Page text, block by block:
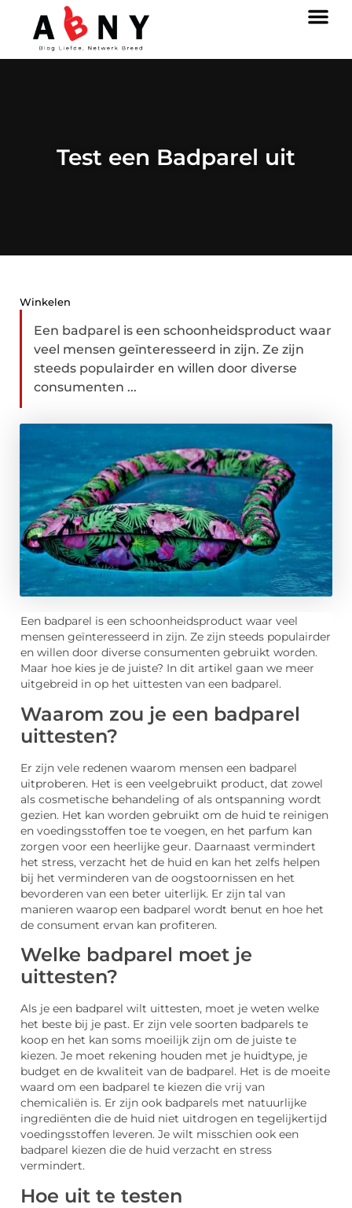
Test een Badparel uit
Winkelen
Een badparel is een schoonheidsproduct waar
veel mensen geïnteresseerd in zijn. Ze zijn
steeds populairder en willen door diverse
consumenten ...
Een badparel is een schoonheidsproduct waar veel
mensen geïnteresseerd in zijn. Ze zijn steeds populairder
en willen door diverse consumenten gebruikt worden.
Maar hoe kies je de juiste? In dit artikel gaan we meer
uitgebreid in op het uittesten van een badparel.
Waarom zou je een badparel
uittesten?
Er zijn vele redenen waarom mensen een badparel
uitproberen. Het is een veelgebruikt product, dat zowel
als cosmetische behandeling of als ontspanning wordt
gezien. Het kan worden gebruikt om de huid te reinigen
en voedingsstoffen toe te voegen, en het parfum kan
zorgen voor een heerlijke geur. Daarnaast vermindert
het stress, verzacht het de huid en kan het zelfs helpen
bij het verminderen van de oogstoornissen en het
bevorderen van een beter uiterlijk. Er zijn tal van
manieren waarop een badparel wordt benut en hoe het
de consument ervan kan profiteren.
Welke badparel moet je
uittesten?
Als je een badparel wilt uittesten, moet je weten welke
het beste bij je past. Er zijn vele soorten badparels te
koop en het kan soms moeilijk zijn om de juiste te
kiezen. Je moet rekening houden met je huidtype, je
budget en de kwaliteit van de badparel. Het is de moeite
waard om een badparel te kiezen die vrij van
chemicaliën is. Er zijn ook badparels met natuurlijke
ingrediënten die de huid niet uitdrogen en tegelijkertijd
voedingsstoffen leveren. Je wilt misschien ook een
badparel kiezen die de huid verzacht en stress
vermindert.
Hoe uit te testen